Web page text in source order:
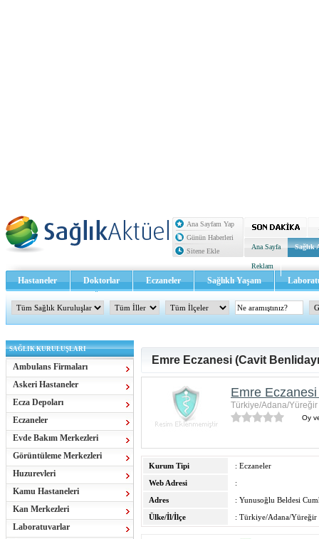
Ana Sayfam Yap
Günün Haberleri
Sitene Ekle
Ana Sayfa Sağlık
Reklam
Hastaneler Doktorlar Eczaneler Sağlıklı Yaşam
Sağlık TV - Video İletişim
SAĞLIK KURULUŞLARI
Ambulans Firmaları
Askeri Hastaneler
Ecza Depoları
Eczaneler
Evde Bakım Merkezleri
Görüntüleme Merkezleri
Huzurevleri
Kamu Hastaneleri
Kan Merkezleri
Laboratuvarlar
Emre Eczanesi (Cavit
Emre
Türkiye/Adana/Yüreğir
Oy
Kurum Tipi
: Eczaneler
Web Adresi
:
Adres
: Yunusoğlu Beldesi
Ülke/İl/İlçe
: Türkiye/Adana/Yüreğir